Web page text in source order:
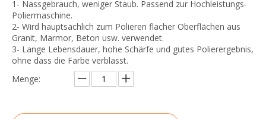
1- Nassgebrauch, weniger Staub. Passend zur Hochleistungs-
Poliermaschine.
2- Wird hauptsächlich zum Polieren flacher Oberflächen aus
Granit, Marmor, Beton usw. verwendet.
3- Lange Lebensdauer, hohe Schärfe und gutes Polierergebnis,
ohne dass die Farbe verblasst.
Menge: